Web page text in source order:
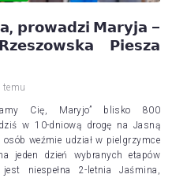
𝗽𝗿𝗼𝘄𝗮𝗱𝘇𝗶 𝗠𝗮𝗿𝘆𝗷𝗮 –
𝗣𝗶𝗲𝘀𝘇𝗮
temu
Cię, Maryjo” blisko 800
w 10-dniową drogę na Jasną
osób weźmie udział w pielgrzymce
jeden dzień wybranych etapów
niespełna 2-letnia Jaśmina,